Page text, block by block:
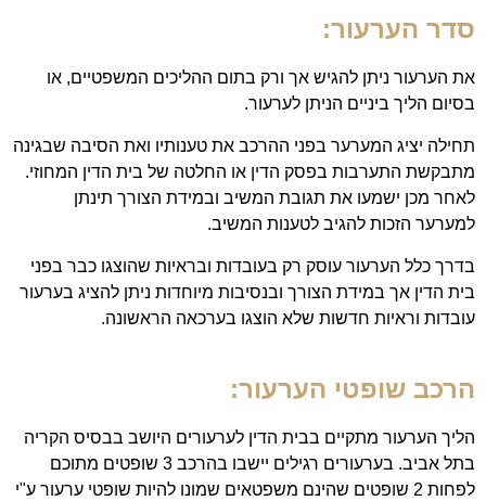
סדר הערעור:
את הערעור ניתן להגיש אך ורק בתום ההליכים המשפטיים, או
בסיום הליך ביניים הניתן לערעור.
תחילה יציג המערער בפני ההרכב את טענותיו ואת הסיבה שבגינה
מתבקשת התערבות בפסק הדין או החלטה של בית הדין המחוזי.
לאחר מכן ישמעו את תגובת המשיב ובמידת הצורך תינתן
למערער הזכות להגיב לטענות המשיב.
בדרך כלל הערעור עוסק רק בעובדות ובראיות שהוצגו כבר בפני
בית הדין אך במידת הצורך ובנסיבות מיוחדות ניתן להציג בערעור
עובדות וראיות חדשות שלא הוצגו בערכאה הראשונה.
הרכב שופטי הערעור:
הליך הערעור מתקיים בבית הדין לערעורים היושב בבסיס הקריה
בתל אביב. בערעורים רגילים יישבו בהרכב 3 שופטים מתוכם
לפחות 2 שופטים שהינם משפטאים שמונו להיות שופטי ערעור ע"י